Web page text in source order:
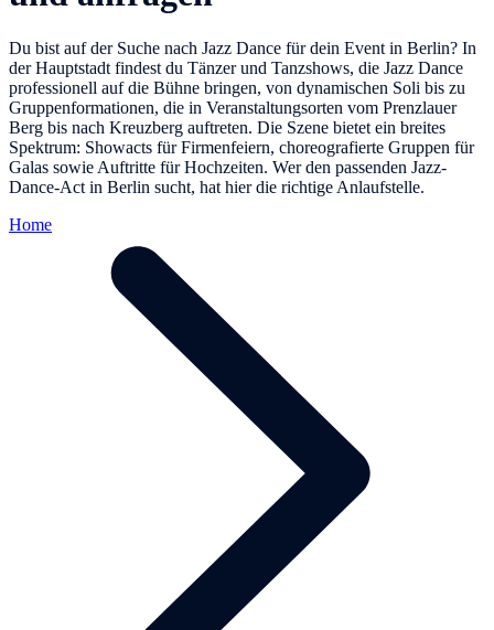
Du bist auf der Suche nach Jazz Dance für dein Event in Berlin? In
der Hauptstadt findest du Tänzer und Tanzshows, die Jazz Dance
professionell auf die Bühne bringen, von dynamischen Soli bis zu
Gruppenformationen, die in Veranstaltungsorten vom Prenzlauer
Berg bis nach Kreuzberg auftreten. Die Szene bietet ein breites
Spektrum: Showacts für Firmenfeiern, choreografierte Gruppen für
Galas sowie Auftritte für Hochzeiten. Wer den passenden Jazz-
Dance-Act in Berlin sucht, hat hier die richtige Anlaufstelle.
Home